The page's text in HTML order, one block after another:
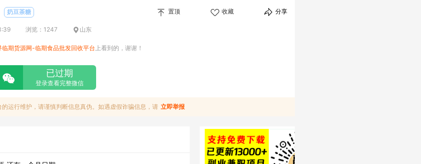
奶豆茶糖 置顶 收藏 分享
浏览：1247 山东
临期货源网-临期食品批发回收平台 上看到的，谢谢！
已过期
登录查看完整微信
运行维护，请谨慎判断信息真伪。如遇虚假诈骗信息，请 立即举报